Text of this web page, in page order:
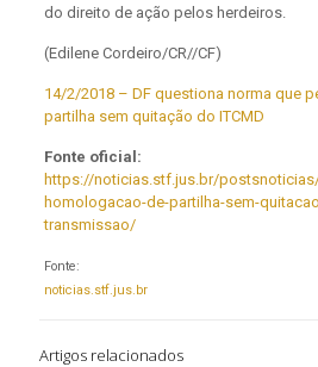
do direito de ação pelos herdeiros.
(Edilene Cordeiro/CR//CF)
14/2/2018 – DF questiona norma que
partilha sem quitação do ITCMD
Fonte oficial:
https://noticias.stf.jus.br/
homologacao-de-partilha-sem-
transmissao/
Fonte:
noticias.stf.jus.br
Artigos relacionados